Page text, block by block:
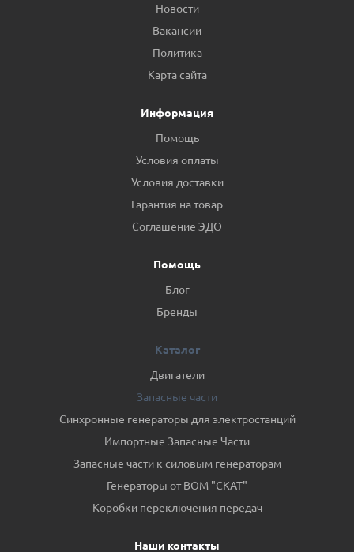
Новости
Вакансии
Политика
Карта сайта
Информация
Помощь
Условия оплаты
Условия доставки
Гарантия на товар
Соглашение ЭДО
Помощь
Блог
Бренды
Каталог
Двигатели
Запасные части
Синхронные генераторы для электростанций
Импортные Запасные Части
Запасные части к силовым генераторам
Генераторы от ВОМ "СКАТ"
Коробки переключения передач
Наши контакты